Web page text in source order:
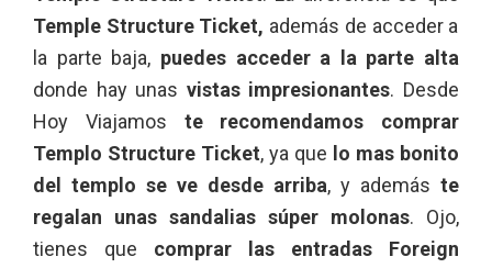
Temple Structure Ticket, además de acceder a
la parte baja, puedes acceder a la parte alta
donde hay unas vistas impresionantes. Desde
Hoy Viajamos te recomendamos comprar
Templo Structure Ticket, ya que lo mas bonito
del templo se ve desde arriba, y además te
regalan unas sandalias súper molonas. Ojo,
tienes que comprar las entradas Foreign